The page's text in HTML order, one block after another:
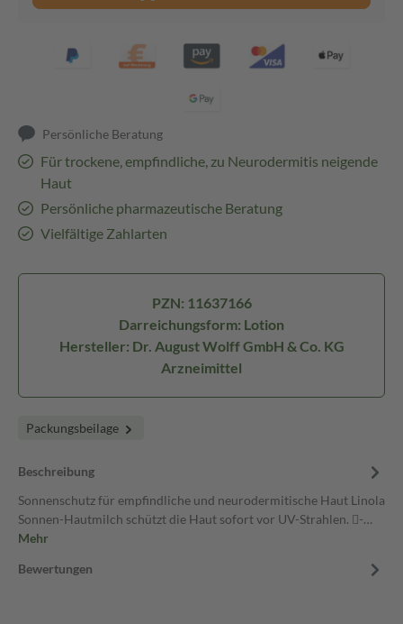
Persönliche Beratung
Für trockene, empfindliche, zu Neurodermitis neigende
Haut
Persönliche pharmazeutische Beratung
Vielfältige Zahlarten
PZN: 11637166
Darreichungsform: Lotion
Hersteller: Dr. August Wolff GmbH & Co. KG
Arzneimittel
Packungsbeilage
Beschreibung
Sonnenschutz für empfindliche und neurodermitische Haut Linola
Sonnen-Hautmilch schützt die Haut sofort vor UV-Strahlen. -…
Mehr
Bewertungen